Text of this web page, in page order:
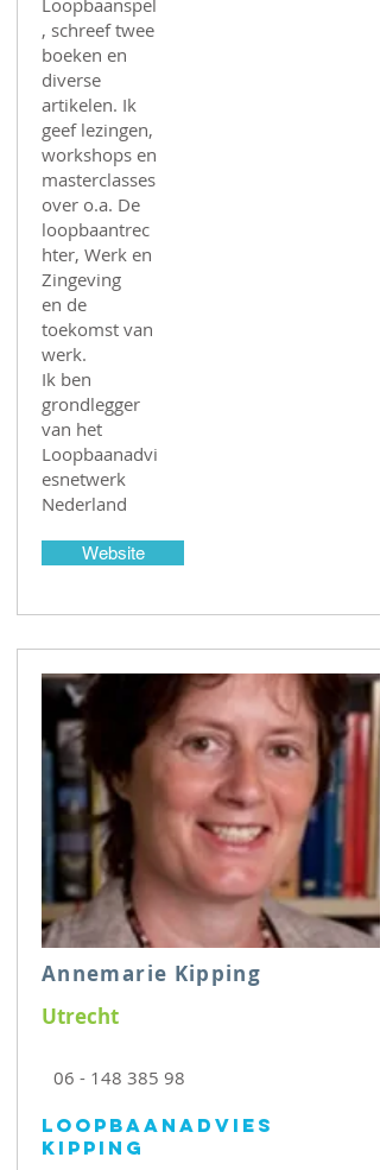
Loopbaanspel
, schreef twee
boeken en
diverse
artikelen. Ik
geef lezingen,
workshops en
masterclasses
over o.a. De
loopbaantrec
hter, Werk en
Zingeving
en de
toekomst van
werk.
Ik ben
grondlegger
van het
Loopbaanadvi
esnetwerk
Nederland
Website
Annemarie Kipping
Utrecht
06 - 148 385 98
Loopbaanadvies
Kipping